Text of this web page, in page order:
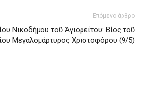
Επόμενο άρθρο
Νικοδήμου τοῦ Ἁγιορείτου: Βίος τοῦ
Mεγαλομάρτυρος Xριστοφόρου (9/5)